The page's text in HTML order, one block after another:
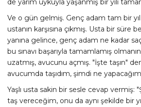
de yarım uykuyla yaşanmış bir yılı
Ve o gün gelmiş. Genç adam tam bir
ustanın karşısına çıkmış. Usta bir süre
yanına gelince, genç adam ne kadar
bu sınavı başarıyla tamamlamış
uzatmış, avucunu açmış. "İşte taşın"
avucumda taşıdım, şimdi ne
Yaşlı usta sakin bir sesle cevap vermiş:
taş vereceğim, onu da aynı şekilde bir